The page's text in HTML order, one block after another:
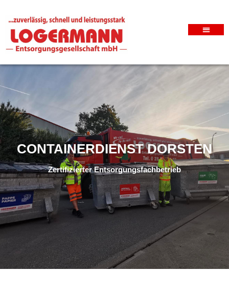
CONTAINERDIENST DORSTEN
Zertifizierter Entsorgungsfachbetrieb